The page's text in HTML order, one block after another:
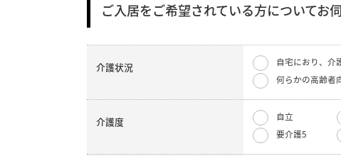
ご入居をご希望されている方についてお
介護状況 自宅におり、介
何らかの高齢者
介護度 自立
要介護5